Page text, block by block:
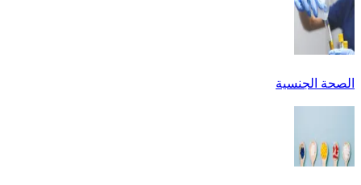
الصحة الجنسية